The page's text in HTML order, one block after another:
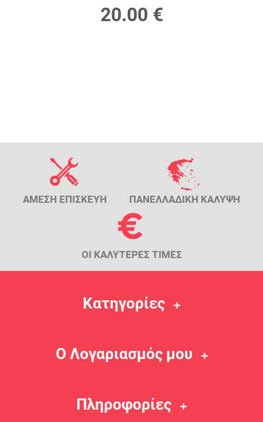
20.00 €
ΑΜΕΣΗ ΕΠΙΣΚΕΥΗ ΠΑΝΕΛΛΑΔΙΚΗ ΚΑΛΥΨΗ
ΟΙ ΚΑΛΥΤΕΡΕΣ ΤΙΜΕΣ
Κατηγορίες
Ο Λογαριασμός μου
Πληροφορίες